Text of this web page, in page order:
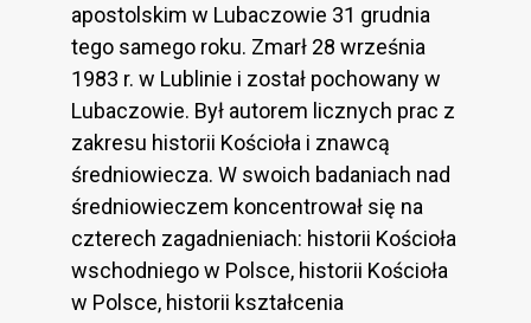
apostolskim w Lubaczowie 31 grudnia
tego samego roku. Zmarł 28 września
1983 r. w Lublinie i został pochowany w
Lubaczowie. Był autorem licznych prac z
zakresu historii Kościoła i znawcą
średniowiecza. W swoich badaniach nad
średniowieczem koncentrował się na
czterech zagadnieniach: historii Kościoła
wschodniego w Polsce, historii Kościoła
w Polsce, historii kształcenia